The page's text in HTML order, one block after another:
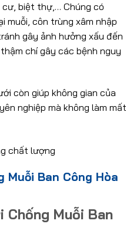
biệt thự,… Chúng có
muỗi, côn trùng xâm nhập
gây ảnh hưởng xấu đến
chí gây các bệnh nguy
còn giúp không gian của
nghiệp mà không làm mất
Muỗi Ban Công Hòa
Chống Muỗi Ban